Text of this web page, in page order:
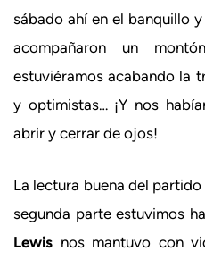
sábado ahí en el banquillo
acompañaron un
estuviéramos acabando la
y optimistas… ¡Y nos
abrir y cerrar de ojos!
La lectura buena del
segunda parte estuvimos
Lewis nos mantuvo con